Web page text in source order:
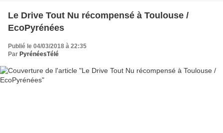
Le Drive Tout Nu récompensé à Toulouse /
EcoPyrénées
Publié le 04/03/2018 à 22:35
Par PyrénéesTélé